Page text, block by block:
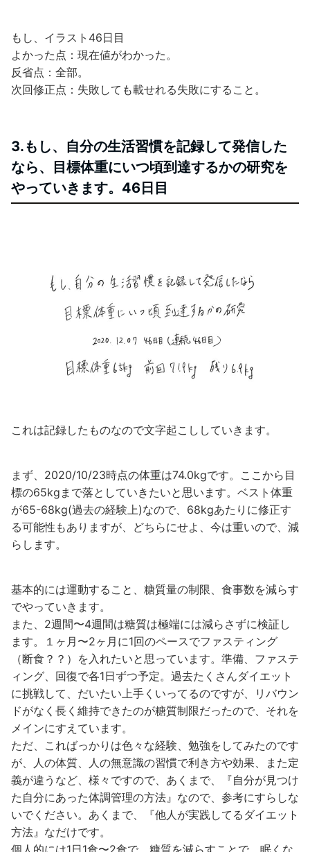
もし、イラスト46日目
よかった点：現在値がわかった。
反省点：全部。
次回修正点：失敗しても載せれる失敗にすること。
3.もし、自分の生活習慣を記録して発信した
なら、目標体重にいつ頃到達するかの研究を
やっていきます。46日目
これは記録したものなので文字起こししていきます。
まず、2020/10/23時点の体重は74.0kgです。ここから目
標の65kgまで落としていきたいと思います。ベスト体重
が65-68kg(過去の経験上)なので、68kgあたりに修正す
る可能性もありますが、どちらにせよ、今は重いので、減
らします。
基本的には運動すること、糖質量の制限、食事数を減らす
でやっていきます。
また、2週間〜4週間は糖質は極端には減らさずに検証し
ます。１ヶ月〜2ヶ月に1回のペースでファスティング
（断食？？）を入れたいと思っています。準備、ファステ
ィング、回復で各1日ずつ予定。過去たくさんダイエット
に挑戦して、だいたい上手くいってるのですが、リバウン
ドがなく長く維持できたのが糖質制限だったので、それを
メインにすえています。
ただ、こればっかりは色々な経験、勉強をしてみたのです
が、人の体質、人の無意識の習慣で利き方や効果、また定
義が違うなど、様々ですので、あくまで、『自分が見つけ
た自分にあった体調管理の方法』なので、参考にすらしな
いでください。あくまで、『他人が実践してるダイエット
方法』なだけです。
個人的には1日1食〜2食で、糖質を減らすことで、眠くな